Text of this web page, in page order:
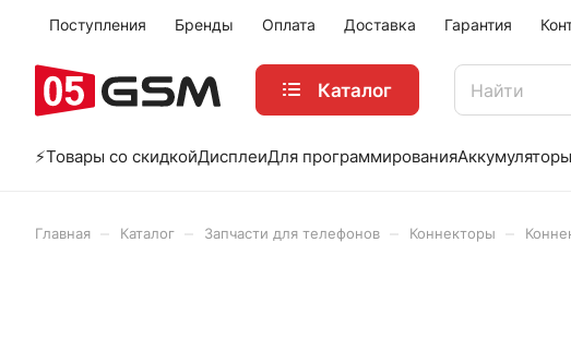
Поступления Бренды Оплата Доставка Гарантия
Каталог
⚡️Товары со скидкойДисплеиДля программированияАккумуляторы
Главная Каталог Запчасти для телефонов Коннекторы